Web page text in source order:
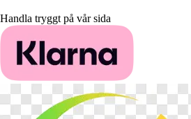
Handla tryggt på vår sida